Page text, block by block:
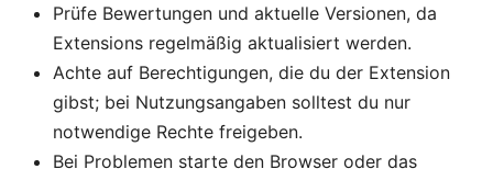
Prüfe Bewertungen und aktuelle Versionen, da
Extensions regelmäßig aktualisiert werden.
Achte auf Berechtigungen, die du der Extension
gibst; bei Nutzungsangaben solltest du nur
notwendige Rechte freigeben.
Bei Problemen starte den Browser oder das